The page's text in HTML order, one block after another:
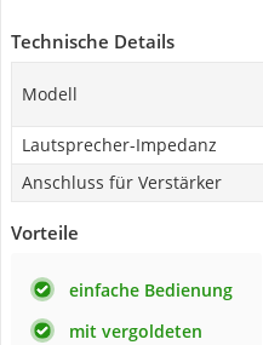
Technische Details
Modell
Lautsprecher-Impedanz
Anschluss für Verstärker
Vorteile
einfache Bedienung
mit vergoldeten